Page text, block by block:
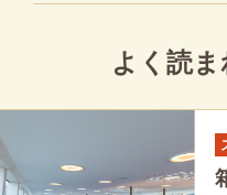
よく読